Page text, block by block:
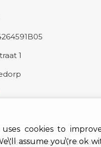
1
2026 © Noenoo All Rights
uses cookies to
assume you\'re ok